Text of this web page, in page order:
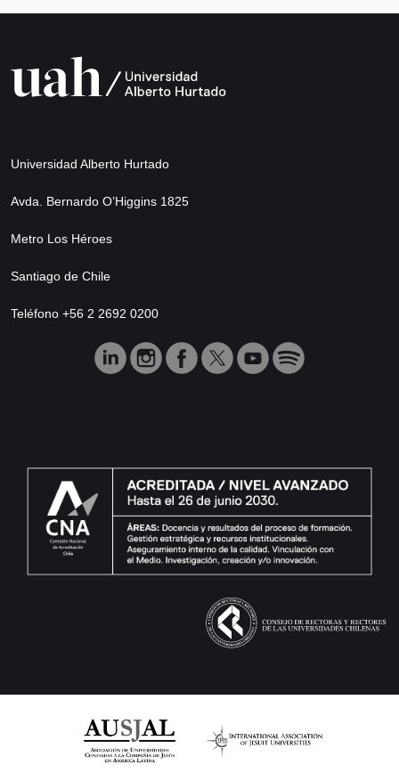
Universidad Alberto Hurtado
Avda. Bernardo O’Higgins 1825
Metro Los Héroes
Santiago de Chile
Teléfono +56 2 2692 0200